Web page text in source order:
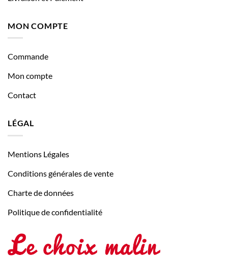
MON COMPTE
Commande
Mon compte
Contact
LÉGAL
Mentions Légales
Conditions générales de vente
Charte de données
Politique de confidentialité